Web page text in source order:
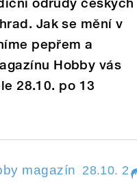
Jak se mění v
pepřem a
Hobby vás
28.10. po 13
magazín 28.10. 2007